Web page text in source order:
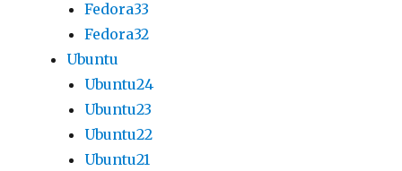
Fedora33
Fedora32
Ubuntu
Ubuntu24
Ubuntu23
Ubuntu22
Ubuntu21